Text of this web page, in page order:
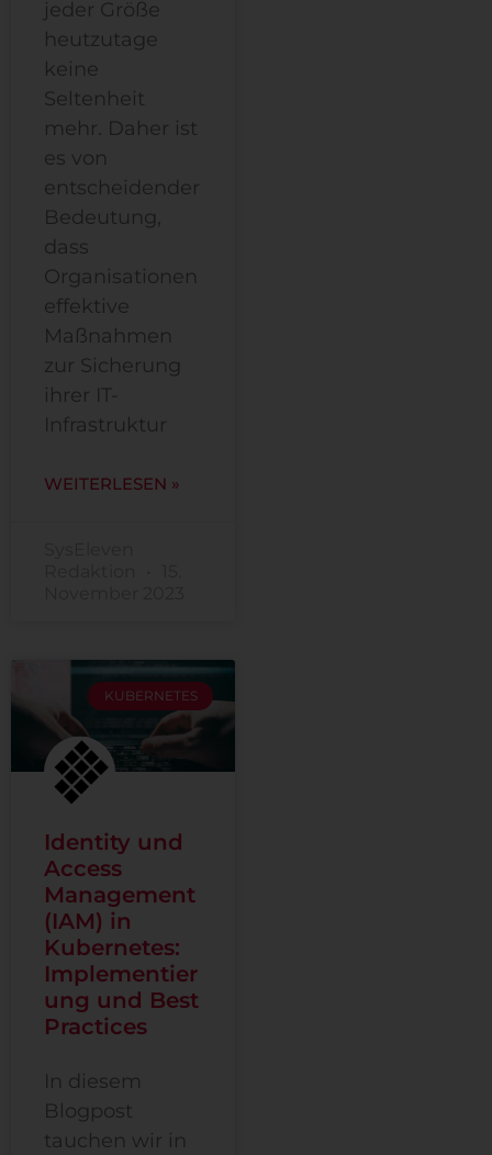
jeder Größe
heutzutage
keine
Seltenheit
mehr. Daher ist
es von
entscheidender
Bedeutung,
dass
Organisationen
effektive
Maßnahmen
zur Sicherung
ihrer IT-
Infrastruktur
WEITERLESEN »
KUBERNETES
Identity und
Access
Management
(IAM) in
Kubernetes:
Implementier
ung und Best
Practices
In diesem
Blogpost
tauchen wir in